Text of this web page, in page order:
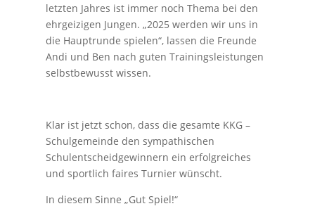
letzten Jahres ist immer noch Thema bei den
ehrgeizigen Jungen. „2025 werden wir uns in
die Hauptrunde spielen“, lassen die Freunde
Andi und Ben nach guten Trainingsleistungen
selbstbewusst wissen.
Klar ist jetzt schon, dass die gesamte KKG –
Schulgemeinde den sympathischen
Schulentscheidgewinnern ein erfolgreiches
und sportlich faires Turnier wünscht.
In diesem Sinne „Gut Spiel!“